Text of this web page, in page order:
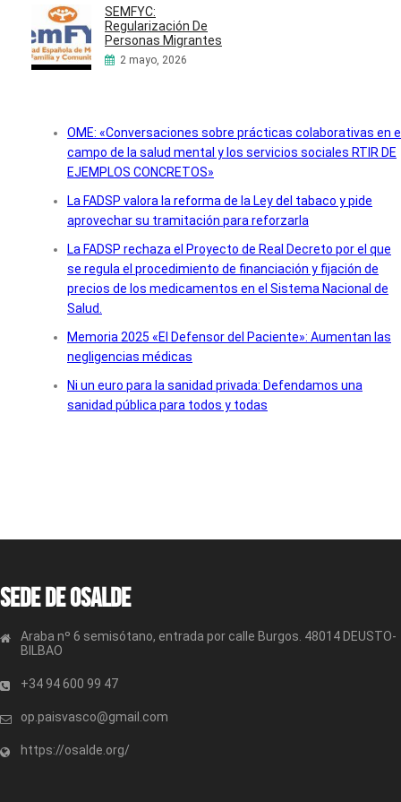
SEMFYC:
Regularización De
Personas Migrantes
2 mayo, 2026
OME: «Conversaciones sobre prácticas colaborativas en
campo de la salud mental y los servicios sociales RTIR DE
EJEMPLOS CONCRETOS»
La FADSP valora la reforma de la Ley del tabaco y pide
aprovechar su tramitación para reforzarla
La FADSP rechaza el Proyecto de Real Decreto por el que
se regula el procedimiento de financiación y fijación de
precios de los medicamentos en el Sistema Nacional de
Salud.
Memoria 2025 «El Defensor del Paciente»: Aumentan las
negligencias médicas
Ni un euro para la sanidad privada: Defendamos una
sanidad pública para todos y todas
Sede de OSALDE
Araba nº 6 semisótano, entrada por calle Burgos. 48014 DEUSTO-
BILBAO
+34 94 600 99 47
op.paisvasco@gmail.com
https://osalde.org/